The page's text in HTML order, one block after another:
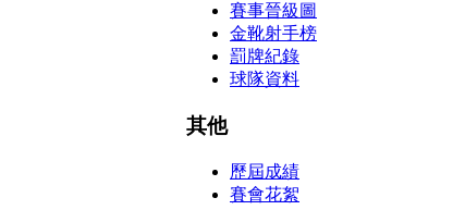
賽事晉級圖
金靴射手榜
罰牌紀錄
球隊資料
其他
歷屆成績
賽會花絮